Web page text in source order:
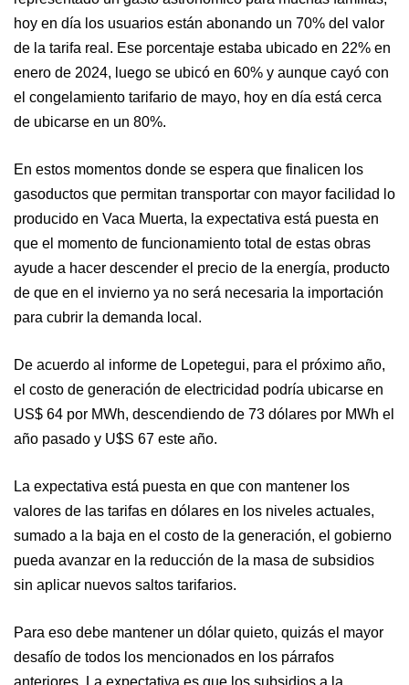
hoy en día los usuarios están abonando un 70% del valor
de la tarifa real. Ese porcentaje estaba ubicado en 22% en
enero de 2024, luego se ubicó en 60% y aunque cayó con
el congelamiento tarifario de mayo, hoy en día está cerca
de ubicarse en un 80%.
En estos momentos donde se espera que finalicen los
gasoductos que permitan transportar con mayor facilidad lo
producido en Vaca Muerta, la expectativa está puesta en
que el momento de funcionamiento total de estas obras
ayude a hacer descender el precio de la energía, producto
de que en el invierno ya no será necesaria la importación
para cubrir la demanda local.
De acuerdo al informe de Lopetegui, para el próximo año,
el costo de generación de electricidad podría ubicarse en
US$ 64 por MWh, descendiendo de 73 dólares por MWh el
año pasado y U$S 67 este año.
La expectativa está puesta en que con mantener los
valores de las tarifas en dólares en los niveles actuales,
sumado a la baja en el costo de la generación, el gobierno
pueda avanzar en la reducción de la masa de subsidios
sin aplicar nuevos saltos tarifarios.
Para eso debe mantener un dólar quieto, quizás el mayor
desafío de todos los mencionados en los párrafos
anteriores. La expectativa es que los subsidios a la